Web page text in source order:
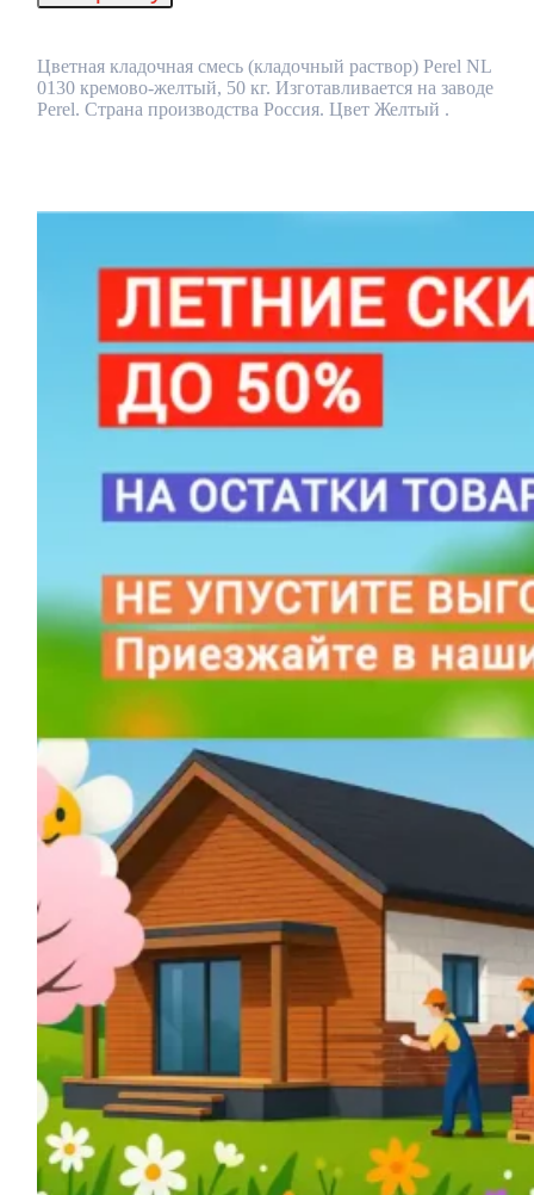
Perel
NL
0130
Цветная кладочная смесь (кладочный раствор) Perel NL
0130 кремово-желтый, 50 кг. Изготавливается на заводе
Perel. Страна производства Россия. Цвет Желтый .